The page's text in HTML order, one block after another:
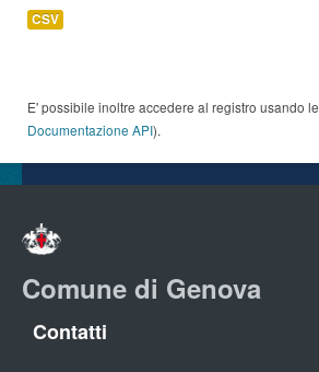
CSV
E' possibile inoltre accedere al registro usando le
Documentazione API).
Comune di Genova
Contatti